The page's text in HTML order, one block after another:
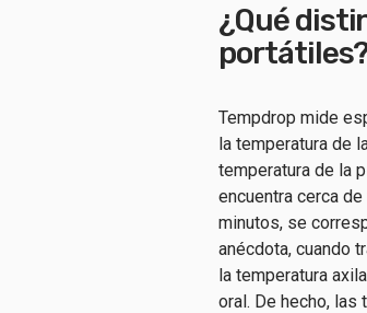
¿Qué
Tempdrop mide
la temperatura de
temperatura de la
encuentra cerca
minutos, se
anécdota, cuando
la temperatura
oral. De hecho,